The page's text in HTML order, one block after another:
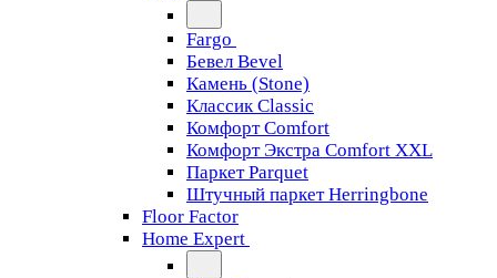
Fargo
Бевел Bevel
Камень (Stone)
Классик Classic
Комфорт Comfort
Комфорт Экстра Comfort XXL
Паркет Parquet
Штучный паркет Herringbone
Floor Factor
Home Expert